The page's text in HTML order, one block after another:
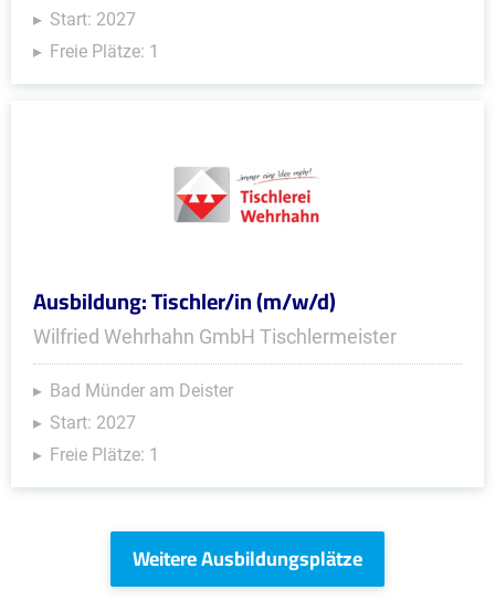
Start: 2027
Freie Plätze: 1
Ausbildung: Tischler/in (m/w/d)
Wilfried Wehrhahn GmbH Tischlermeister
Bad Münder am Deister
Start: 2027
Freie Plätze: 1
Weitere Ausbildungsplätze